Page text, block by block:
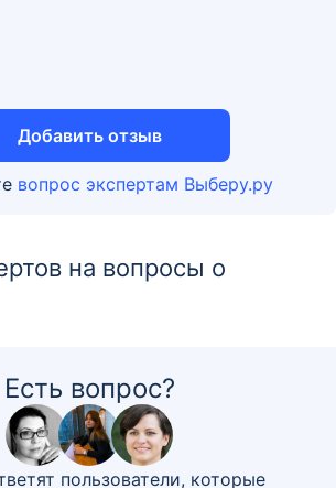
Добавить отзыв
вопрос экспертам Выберу.ру
на вопросы о
Есть вопрос?
пользователи, которые